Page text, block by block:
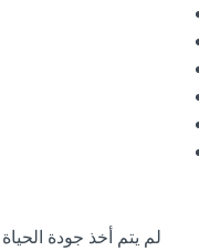
لم يتم أخذ جودة